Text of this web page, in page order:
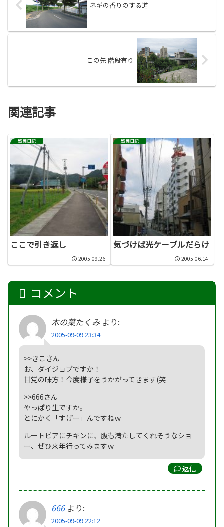
ネギの香りのする道
この先 階段有り
関連記事
盛岡日記
ここで引き返し
2005.09.26
盛岡日記
気づけば光ケーブルだらけ
2005.06.14
コメント
木の葉たくみ より:
2005-09-09 23:34
>>きこさん
お、ダイジョブですか！
甘党の味方！今度様子をうかがってきます(笑
>>666さん
やっぱり生ですか。
とにかく「すげー」んですねｗ
ルートビアにチキンに、腹も満たしてくれそうなショ
ー、ぜひ来年行ってみますｗ
返信
666 より:
2005-09-09 22:12